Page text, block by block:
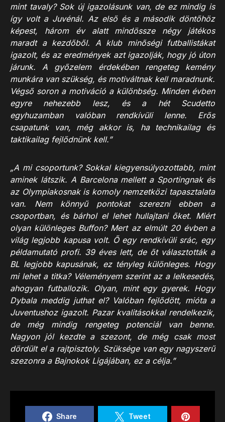
mint tavaly? Sok új igazolásunk van, de ez mindig is
így volt a Juvénál. Az első és a második döntőhöz
képest, három év alatt mindössze négy játékos
maradt a kezdőből. A klub minőségi futballistákat
igazolt, és az eredmények azt igazolják, hogy jó úton
járunk. A győzelem érdekében rengeteg kemény
munkára van szükség, és motiváltnak kell maradnunk.
Végső soron a motiváció a különbség. Minden évben
egyre nehezebb lesz, és a hét Scudetto
egyhuzamban valóban rendkívüli lenne. Erős
csapatunk van, még akkor is, ha technikailag és
taktikailag fejlődnünk kell.”
„A mi csoportunk? Sokkal kiegyensúlyozottabb, mint
aminek látszik. A Barcelona mellett a Sportingnak és
az Olympiakosnak is komoly nemzetközi tapasztalata
van. Nem könnyű pontokat szerezni ebben a
csoportban, és bárhol el lehet hullajtani őket. Miért
olyan különleges Buffon? Mert az elmúlt 20 évben a
világ legjobb kapusa volt. Ő egy rendkívüli srác, egy
példamutató profi. 39 éves lett, de őt választották a
BL legjobb kapusának, ez tényleg különleges. Hogy
mi lehet a titka? Véleményem szerint az a lelkesedés,
ahogyan futballozik. Olyan, mint egy gyerek. Hogy
Dybala meddig juthat el? Valóban fejlődött, mióta a
Juventushoz igazolt. Pazar kvalitásokkal rendelkezik,
de még mindig rengeteg potenciál van benne.
Nagyon jól kezdte a szezont, de még csak most
dördült el a rajtpisztoly. Szüksége van egy nagyszerű
szezonra a Bajnokok Ligájában, ez a célja.”
Share Tweet